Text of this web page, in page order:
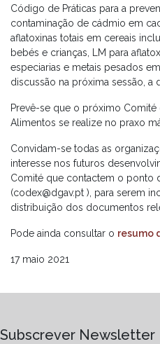
Código de Práticas para a
contaminação de cádmio em
aflatoxinas totais em cereais
bebés e crianças, LM para
especiarias e metais pesados
discussão na próxima sessão, a
Prevê-se que o próximo Comité
Alimentos se realize no praxo
Convidam-se todas as
interesse nos futuros
Comité que contactem o ponto
(codex@dgav.pt ), para serem
distribuição dos documentos
Pode ainda consultar o resumo
17 maio 2021
Subscrever Newsletter